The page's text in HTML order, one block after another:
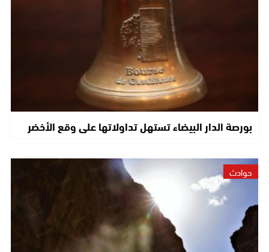
بورصة الدار البيضاء تستهل تداولاتها على وقع الأخضر
حوادث